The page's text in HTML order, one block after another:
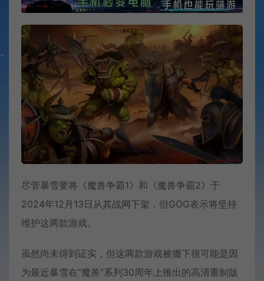
尽管暴雪要将《魔兽争霸1》和《魔兽争霸2》于
2024年12月13日从其战网下架，但GOG表示将坚持
维护这两款游戏。
虽然尚未得到证实，但这两款游戏被撤下很可能是因
为最近暴雪在“魔兽”系列30周年上推出的高清重制版